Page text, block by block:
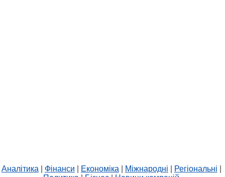
Аналітика Фінанси Економіка Міжнародні Регіональні